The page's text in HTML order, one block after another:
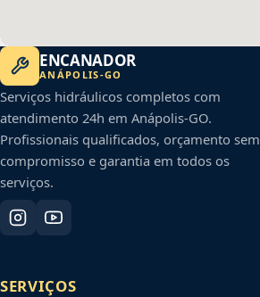
ENCANADOR
ANÁPOLIS-GO
Serviços hidráulicos completos com
atendimento 24h em Anápolis-GO.
Profissionais qualificados, orçamento sem
compromisso e garantia em todos os
serviços.
SERVIÇOS